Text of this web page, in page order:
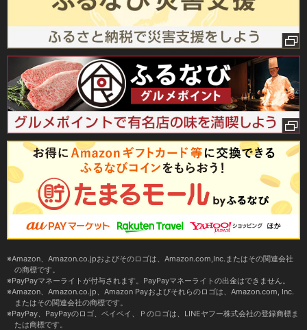
Amazon、Amazon.co.jpおよびそのロゴは、Amazon.com,Inc.またはその関連会社
の商標です。
PayPayマネーライトが付与されます。PayPayマネーライトの出金はできません。
Amazon、Amazon.co.jp、Amazon Payおよびそれらのロゴは、Amazon.com, Inc.
またはその関連会社の商標です。
PayPay、PayPayのロゴ、ペイペイ、Ｐのロゴは、LINEヤフー株式会社の登録商標ま
たは商標です。